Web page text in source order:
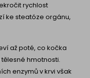
rychlost
ke steatóze orgánu,
až poté, co kočka
hmotnosti.
enzymů v krvi však